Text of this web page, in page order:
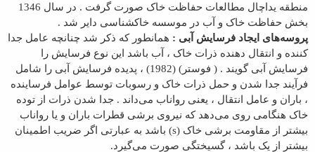
منطقه یداچال مطالعات حفاظت خاک صورت گرفت . در سال 1346
بخش حفاظت خاک و آب در موسسه خاکشناسی دایر شد .
پروسه‌های ایجاد فرسایش آبی : همانطور که ذکر شد چنانچه عامل جدا
کننده و انتقال دهنده ذرات خاک ، آب باشد این نوع فرسایش را
فرسایش آبی گویند . ( فوستر) (1982) ، پدیده فرسایش آبی را شامل
فرآیند جدا شدن و حمل ذرات خاک و رسوبات توسط عوامل فرساینده
، باران و عامل انتقال ، یعنی رواناب می‌داند . جدا شدن ذرات از توده
خاک هنگامی روی می‌دهد که نیروی برشی قطرات باران و یا رواناب
بیشتر از مقاومت برشی خاک ( s) باشد به عبارتی اگر ضریب اطمینان
بیشتر از یک باشد ، گسیختگی صورت می‌گیرد.